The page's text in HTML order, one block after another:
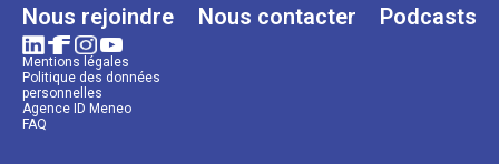
Nous rejoindre Nous contacter Podcasts
Mentions légales
Politique des données
personnelles
Agence ID Meneo
FAQ